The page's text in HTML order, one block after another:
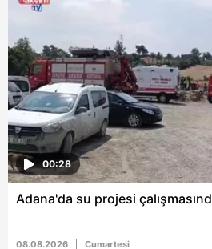
6698 sayılı Kişisel Verilerin
hazırlanmış Aydınlatma Metnimizi
ilgili mevzuata uygun olarak
almak için lütfentıklayınız.
00:28
Adana'da su projesi
08.08.2026 Cumartesi